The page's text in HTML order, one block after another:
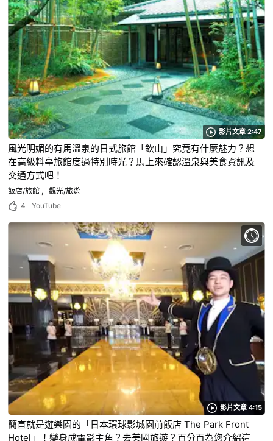
影片文章 2:47
風光明媚的有馬溫泉的日式旅館「欽山」究竟有什麼魅力？想
在高級料亭旅館度過特別時光？馬上來確認溫泉與美食資訊及
交通方式吧！
飯店/旅館
觀光/旅遊
4
YouTube
影片文章 4:15
簡直就是遊樂園的「日本環球影城園前飯店 The Park Front
Hotel」！變身成電影主角？去美國旅遊？百分百為您介紹這